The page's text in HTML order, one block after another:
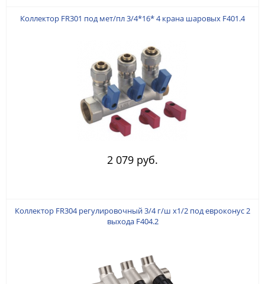
Коллектор FR301 под мет/пл 3/4*16* 4 крана шаровых F401.4
2 079 руб.
Коллектор FR304 регулировочный 3/4 г/ш х1/2 под евроконус 2
выхода F404.2